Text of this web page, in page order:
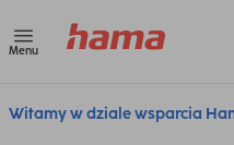
Menu
Witamy w dziale wsparcia